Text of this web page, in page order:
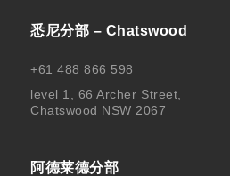
悉尼分部 – Chatswood
+61 488 866 598
level 1, 66 Archer Street,
Chatswood NSW 2067
阿德莱德分部